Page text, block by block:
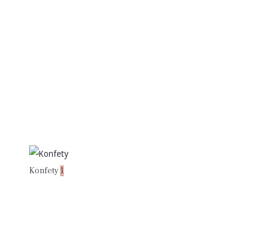
Konfety 1